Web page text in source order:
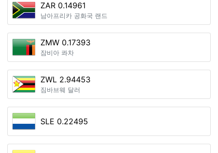
ZAR 0.14961
남아프리카 공화국 랜드
ZMW 0.17393
잠비아 콰차
ZWL 2.94453
짐바브웨 달러
SLE 0.22495